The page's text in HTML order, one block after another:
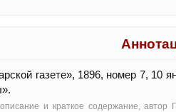
газете», 1896, номер 7, 10
и краткое содержание, автор